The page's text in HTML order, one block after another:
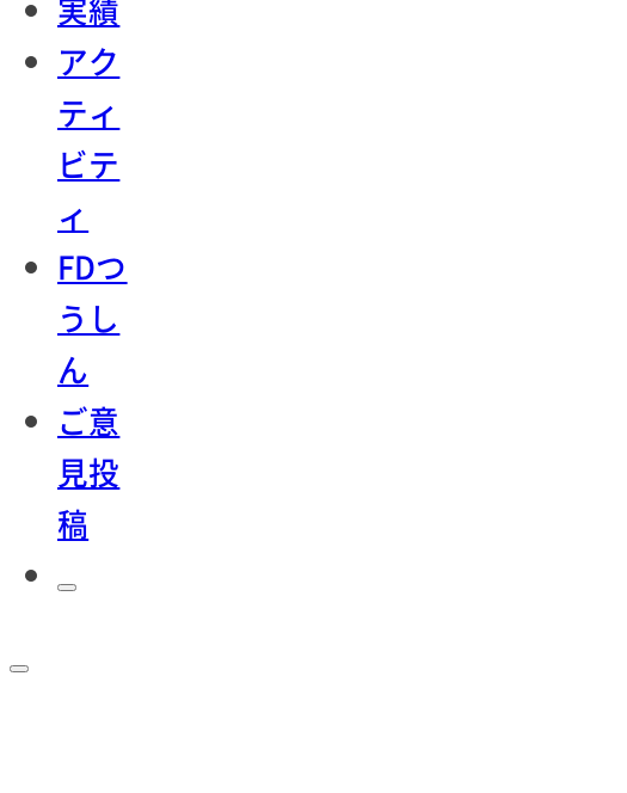
アク
ティ
ビテ
ィ
FDつ
うし
ん
ご意
見投
稿